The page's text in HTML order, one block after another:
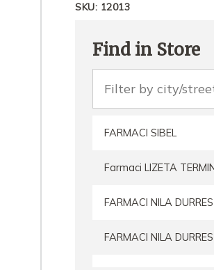
SKU: 12013
Find in Store
FARMACI SIBEL
Farmaci LIZETA
FARMACI NILA DURRES
FARMACI NILA DURRES